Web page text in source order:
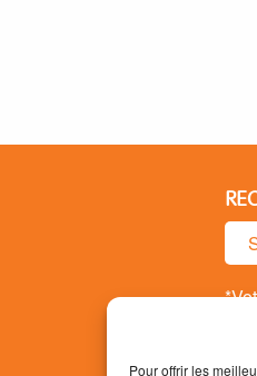
Pour offrir les